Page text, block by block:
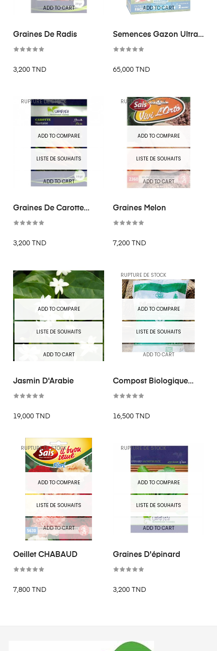
ADD TO CART
Graines De Radis
3,200 TND
ADD TO CART
Semences Gazon Ultra
65,000 TND
RUPTURE DE STOCK
ADD TO COMPARE
LISTE DE SOUHAITS
ADD TO CART
Graines De Carotte
3,200 TND
RUPTURE DE STOCK
ADD TO COMPARE
LISTE DE SOUHAITS
ADD TO CART
Graines Melon
7,200 TND
ADD TO COMPARE
LISTE DE SOUHAITS
ADD TO CART
Jasmin D'Arabie
19,000 TND
RUPTURE DE STOCK
ADD TO COMPARE
LISTE DE SOUHAITS
ADD TO CART
Compost Biologique
MaxiFertile
16,500 TND
RUPTURE DE STOCK
ADD TO COMPARE
LISTE DE SOUHAITS
ADD TO CART
Oeillet CHABAUD
7,800 TND
RUPTURE DE STOCK
ADD TO COMPARE
LISTE DE SOUHAITS
ADD TO CART
Graines D'épinard
3,200 TND